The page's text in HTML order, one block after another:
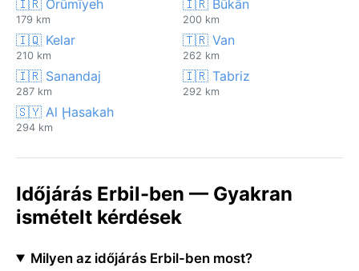
🇮🇷 Orūmīyeh
179 km
🇮🇷 Būkān
200 km
🇮🇶 Kelar
210 km
🇹🇷 Van
262 km
🇮🇷 Sanandaj
287 km
🇮🇷 Tabriz
292 km
🇸🇾 Al Ḩasakah
294 km
Időjárás Erbil-ben — Gyakran
ismételt kérdések
Milyen az időjárás Erbil-ben most?